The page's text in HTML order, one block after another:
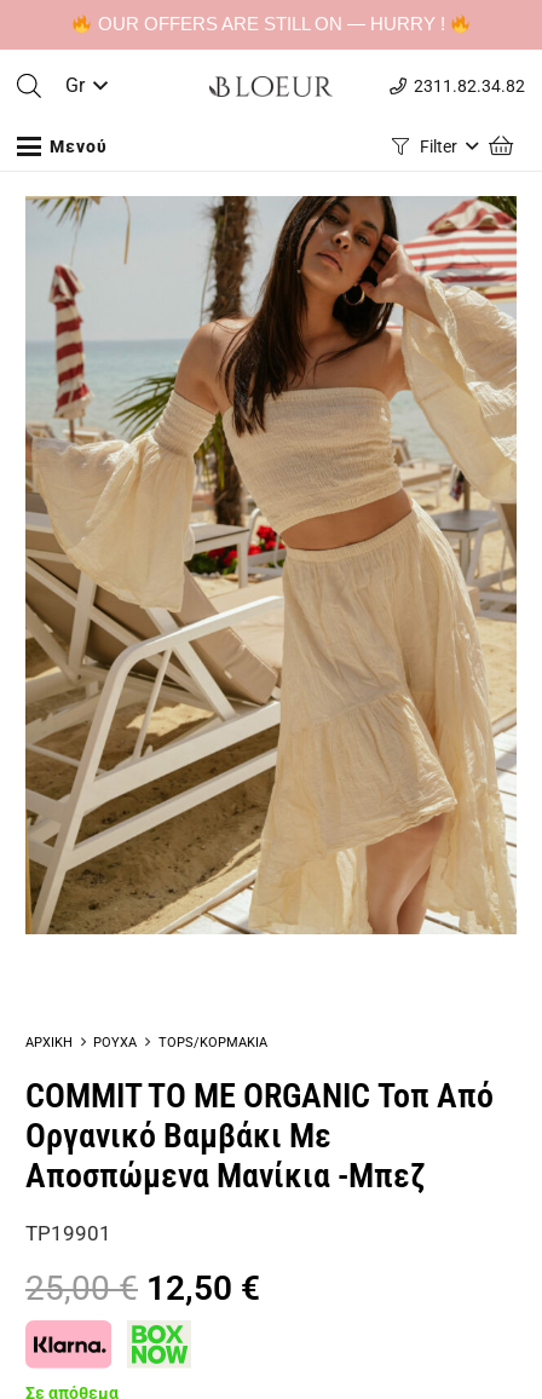
OUR OFFERS ARE STILL ON — HURRY !
Gr 2311.82.34.82
Μενού Filter
ΑΡΧΙΚΗ ΡΟΥΧΑ TOPS/ΚΟΡΜΑΚΙΑ
COMMIT TO ME ORGANIC Τοπ Από
Οργανικό Βαμβάκι Με
Αποσπώμενα Μανίκια -Μπεζ
TP19901
25,00€ Original
price
was:
12,50 €
Σε απόθεμα